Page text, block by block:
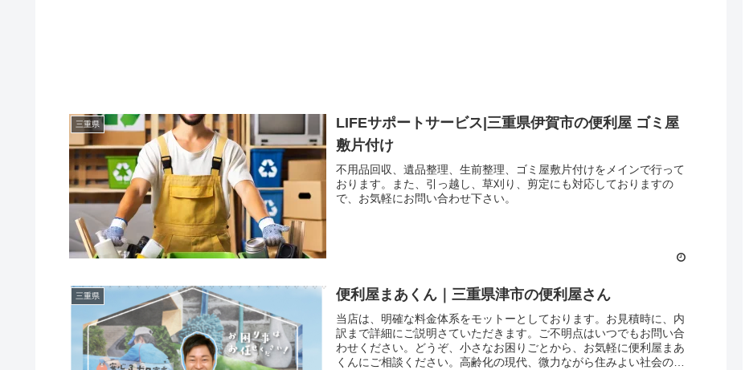
三重県
LIFEサポートサービス|三重県伊賀市の便利屋 ゴミ屋
敷片付け
不用品回収、遺品整理、生前整理、ゴミ屋敷片付けをメインで行って
おります。また、引っ越し、草刈り、剪定にも対応しておりますの
で、お気軽にお問い合わせ下さい。
三重県 便利屋まあくん｜三重県津市の便利屋さん
当店は、明確な料金体系をモットーとしております。お見積時に、内
訳まで詳細にご説明さていただきます。ご不明点はいつでもお問い合
わせください。どうぞ、小さなお困りごとから、お気軽に便利屋まあ
くんにご相談ください。高齢化の現代、微力ながら住みよい社会の実